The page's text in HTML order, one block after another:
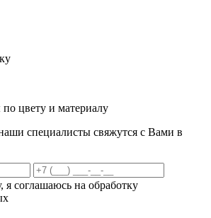
цвету и материалу
специалисты свяжутся с Вами в
я соглашаюсь на обработку